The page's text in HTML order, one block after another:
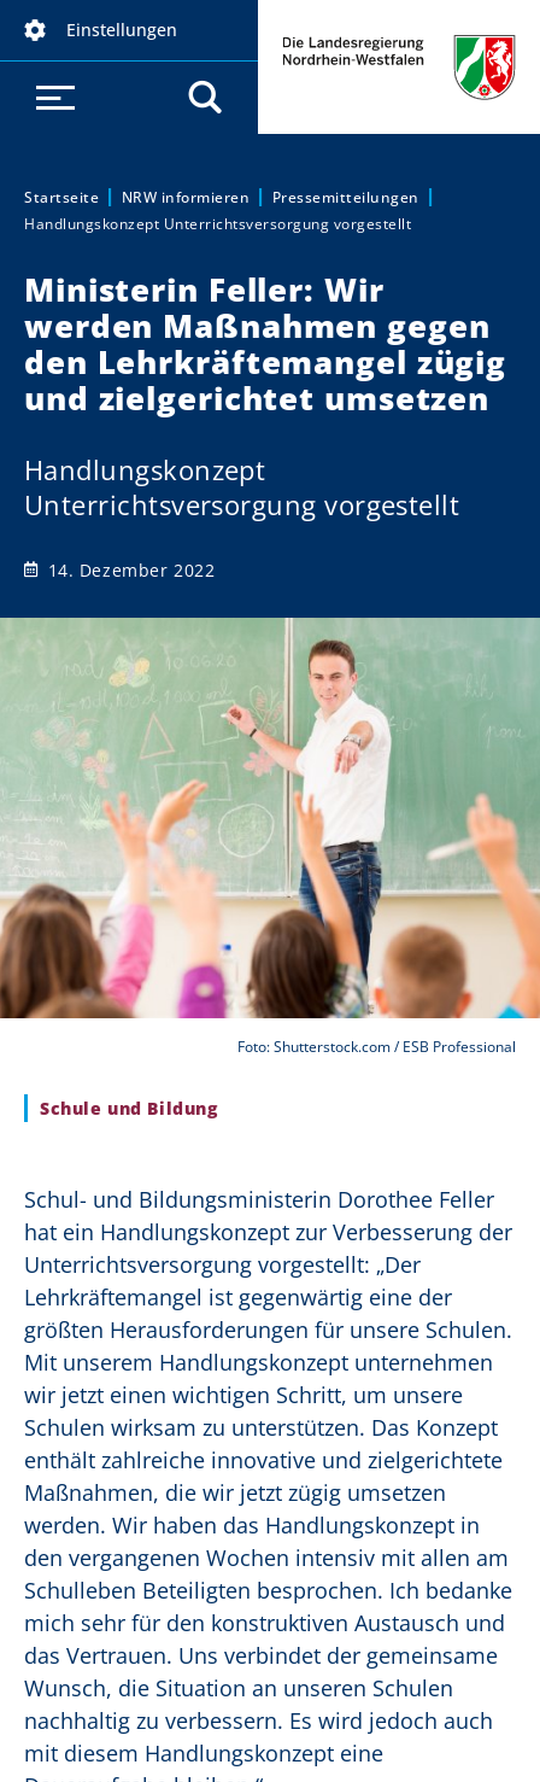
Einstellungen
Sie sind hier:
Startseite NRW informieren
Pressemitteilungen
Handlungskonzept Unterrichtsversorgung vorgestellt
Ministerin Feller: Wir
werden Maßnahmen gegen
den Lehrkräftemangel zügig
und zielgerichtet umsetzen
Handlungskonzept
Unterrichtsversorgung vorgestellt
14. Dezember 2022
Foto: Shutterstock.com / ESB Professional
Schule und Bildung
Schul- und Bildungsministerin Dorothee Feller
hat ein Handlungskonzept zur Verbesserung der
Unterrichtsversorgung vorgestellt: „Der
Lehrkräftemangel ist gegenwärtig eine der
größten Herausforderungen für unsere Schulen.
Mit unserem Handlungskonzept unternehmen
wir jetzt einen wichtigen Schritt, um unsere
Schulen wirksam zu unterstützen. Das Konzept
enthält zahlreiche innovative und zielgerichtete
Maßnahmen, die wir jetzt zügig umsetzen
werden. Wir haben das Handlungskonzept in
den vergangenen Wochen intensiv mit allen am
Schulleben Beteiligten besprochen. Ich bedanke
mich sehr für den konstruktiven Austausch und
das Vertrauen. Uns verbindet der gemeinsame
Wunsch, die Situation an unseren Schulen
nachhaltig zu verbessern. Es wird jedoch auch
mit diesem Handlungskonzept eine